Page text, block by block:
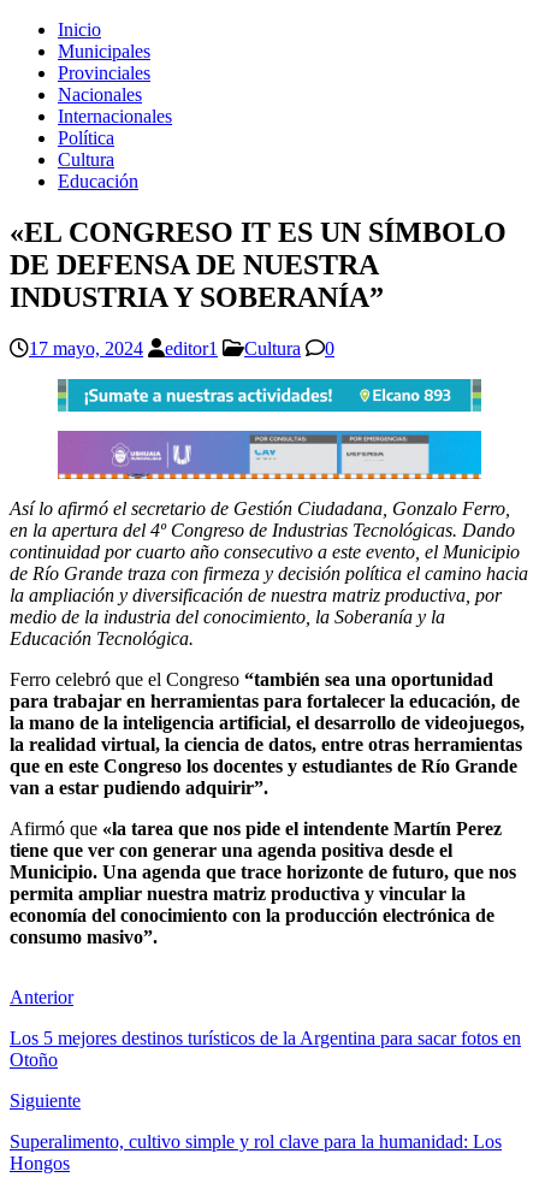
Inicio
Municipales
Provinciales
Nacionales
Internacionales
Política
Cultura
Educación
«EL CONGRESO IT ES UN SÍMBOLO
DE DEFENSA DE NUESTRA
INDUSTRIA Y SOBERANÍA”
17 mayo, 2024 editor1 Cultura 0
Así lo afirmó el secretario de Gestión Ciudadana, Gonzalo Ferro,
en la apertura del 4º Congreso de Industrias Tecnológicas. Dando
continuidad por cuarto año consecutivo a este evento, el Municipio
de Río Grande traza con firmeza y decisión política el camino hacia
la ampliación y diversificación de nuestra matriz productiva, por
medio de la industria del conocimiento, la Soberanía y la
Educación Tecnológica.
Ferro celebró que el Congreso “también sea una oportunidad
para trabajar en herramientas para fortalecer la educación, de
la mano de la inteligencia artificial, el desarrollo de videojuegos,
la realidad virtual, la ciencia de datos, entre otras herramientas
que en este Congreso los docentes y estudiantes de Río Grande
van a estar pudiendo adquirir”.
Afirmó que «la tarea que nos pide el intendente Martín Perez
tiene que ver con generar una agenda positiva desde el
Municipio. Una agenda que trace horizonte de futuro, que nos
permita ampliar nuestra matriz productiva y vincular la
economía del conocimiento con la producción electrónica de
consumo masivo”.
Anterior
Los 5 mejores destinos turísticos de la Argentina para sacar fotos en
Otoño
Siguiente
Superalimento, cultivo simple y rol clave para la humanidad: Los
Hongos